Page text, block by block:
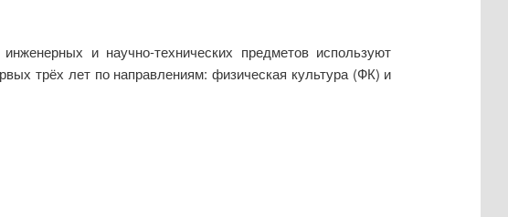
и научно-технических предметов используют
трёх лет по направлениям: физическая культура (ФК) и